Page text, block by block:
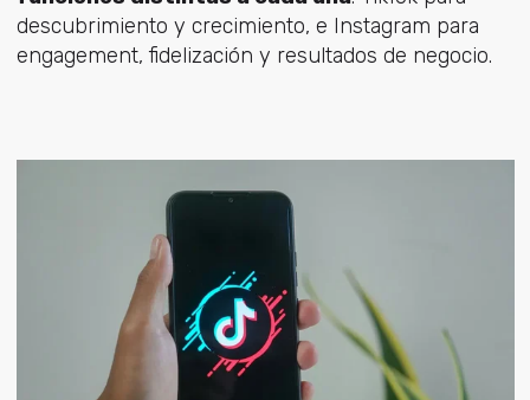
descubrimiento y crecimiento, e Instagram para
engagement, fidelización y resultados de negocio.